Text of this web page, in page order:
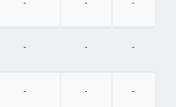
- - -
- - -
- - -